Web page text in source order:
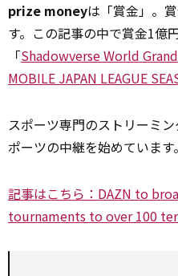
prize moneyは「賞金」。
す。この記事の中で賞金1億
「Shadowverse World
MOBILE JAPAN LEAGUE
スポーツ専門のストリーミ
ポーツの中継を始めています。
記事はこちら：DAZN to
tournaments to over 100